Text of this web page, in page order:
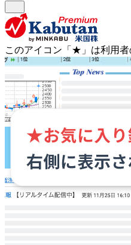
このアイコン 「★」 は利用